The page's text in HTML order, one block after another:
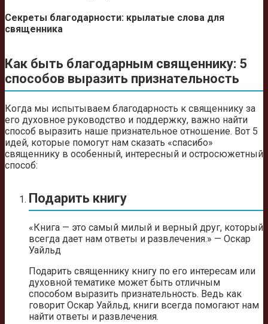
Секреты благодарности: крылатые слова для
священника
Как быть благодарным священнику: 5
способов выразить признательность
Когда мы испытываем благодарность к священнику за
его духовное руководство и поддержку, важно найти
способ выразить наше признательное отношение. Вот 5
идей, которые помогут нам сказать «спасибо»
священнику в особенный, интересный и остросюжетный
способ:
Подарить книгу
«Книга — это самый милый и верный друг, который
всегда дает нам ответы и развлечения.» — Оскар
Уайльд
Подарить священнику книгу по его интересам или
духовной тематике может быть отличным
способом выразить признательность. Ведь как
говорит Оскар Уайльд, книги всегда помогают нам
найти ответы и развлечения.